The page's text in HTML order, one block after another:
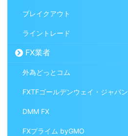
ブレイクアウト
ライントレード
FX業者
外為どっとコム
FXTFゴールデンウェイ・ジャパン
DMM FX
FXプライム byGMO